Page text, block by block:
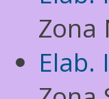
Zona
Elab.